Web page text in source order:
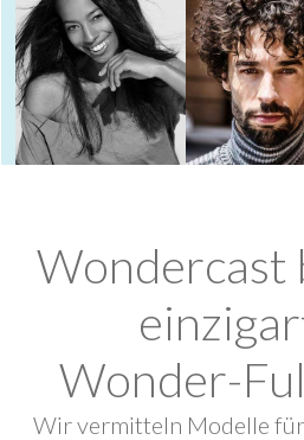
Wondercast
Wonder-
Wir vermitteln Modelle für